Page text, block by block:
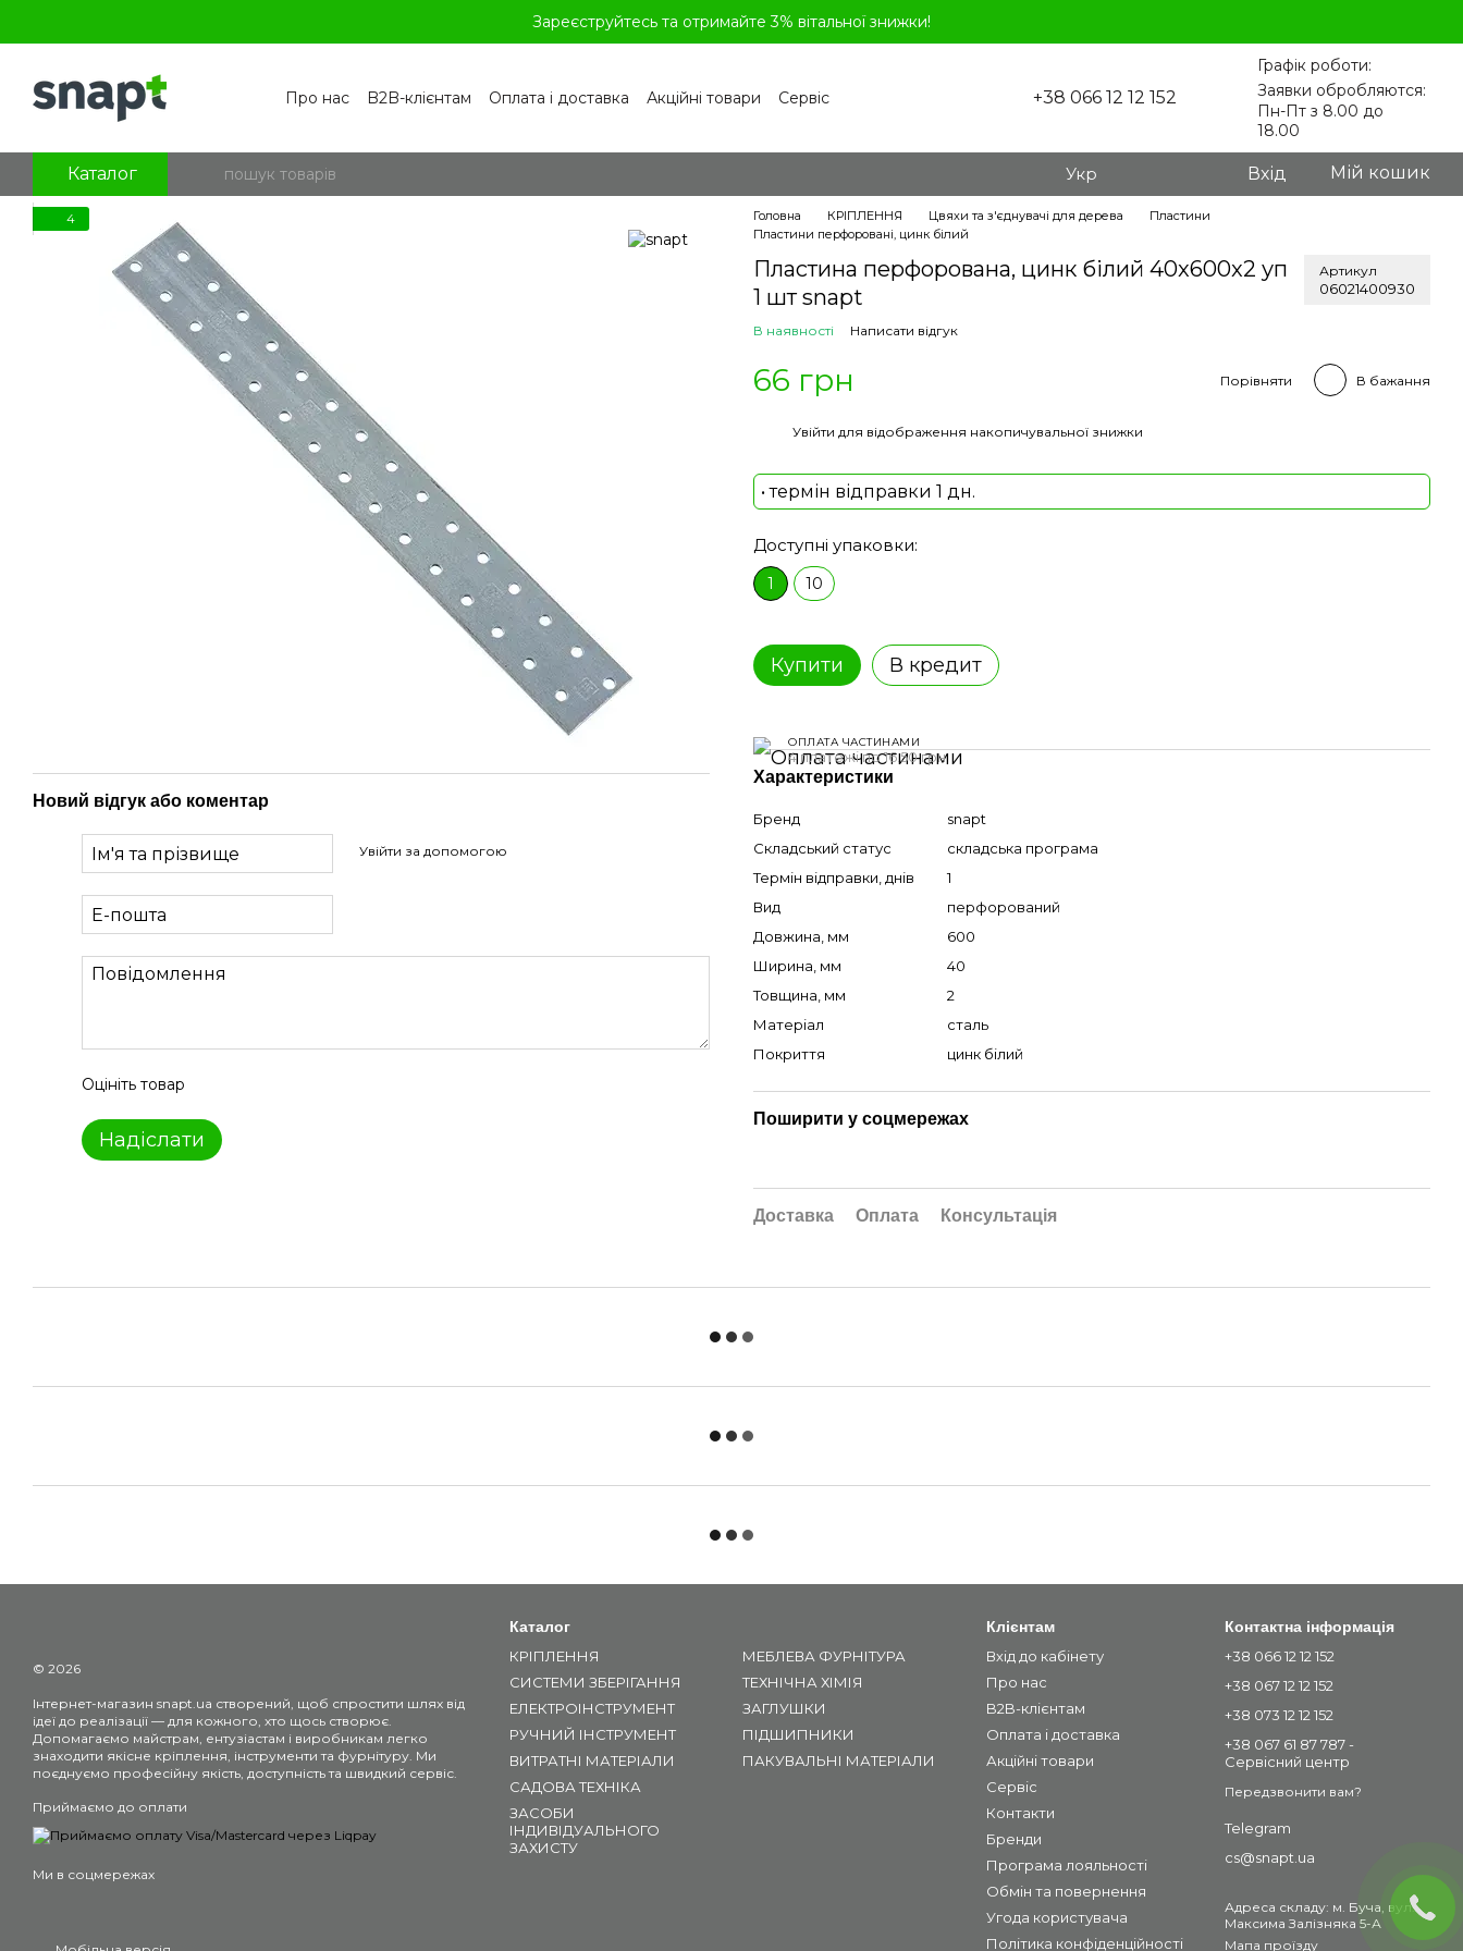
Зареєструйтесь та отримайте 3% вітальної знижки!
Про нас B2B-клієнтам Оплата і доставка Акційні товари
Сервіс
Блог
+38 066 12 12 152
Графік роботи:
Заявки обробляются:
Пн-Пт з 8.00 до
18.00
Каталог Укр Вхід Мій кошик
4
Новий відгук або коментар
Увійти за допомогою
Оцініть товар
Надіслати
Головна КРІПЛЕННЯ Цвяхи та з'єднувачі для дерева
Пластини
Пластини перфоровані, цинк білий
Пластина перфорована, цинк білий 40x600x2 уп
1 шт snapt
Артикул
06021400930
В наявності Написати відгук
66 грн Порівняти В бажання
Увійти для відображення накопичувальної знижки
• термін відправки 1 дн.
Доступні упаковки:
1 10
Купити В кредит
ОПЛАТА ЧАСТИНАМИ
4 платежі по 16.50 грн
Характеристики
Бренд
snapt
Складський статус
складська програма
Термін відправки, днів
1
Вид
перфорований
Довжина, мм
600
Ширина, мм
40
Товщина, мм
2
Матеріал
сталь
Покриття
цинк білий
Поширити у соцмережах
Доставка Оплата Консультація
© 2026
Інтернет-магазин snapt.ua створений, щоб спростити шлях від
ідеї до реалізації — для кожного, хто щось створює.
Допомагаємо майстрам, ентузіастам і виробникам легко
знаходити якісне кріплення, інструменти та фурнітуру. Ми
поєднуємо професійну якість, доступність та швидкий сервіс.
Приймаємо до оплати
Ми в соцмережах
Каталог
КРІПЛЕННЯ
СИСТЕМИ ЗБЕРІГАННЯ
ЕЛЕКТРОІНСТРУМЕНТ
РУЧНИЙ ІНСТРУМЕНТ
ВИТРАТНІ МАТЕРІАЛИ
САДОВА ТЕХНІКА
ЗАСОБИ
ІНДИВІДУАЛЬНОГО
ЗАХИСТУ
МЕБЛЕВА ФУРНІТУРА
ТЕХНІЧНА ХІМІЯ
ЗАГЛУШКИ
ПІДШИПНИКИ
ПАКУВАЛЬНІ МАТЕРІАЛИ
Клієнтам
Вхід до кабінету
Про нас
B2B-клієнтам
Оплата і доставка
Акційні товари
Сервіс
Контакти
Бренди
Програма лояльності
Обмін та повернення
Угода користувача
Політика конфіденційності
Контактна інформація
+38 066 12 12 152
+38 067 12 12 152
+38 073 12 12 152
+38 067 61 87 787 -
Сервісний центр
Передзвонити вам?
Telegram
cs@snapt.ua
Адреса складу: м. Буча, вул.
Максима Залізняка 5-А
Мапа проїзду